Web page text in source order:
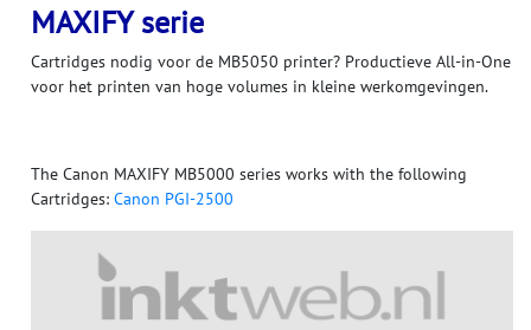
MAXIFY serie
Cartridges nodig voor de MB5050 printer? Productieve All-in-One
voor het printen van hoge volumes in kleine werkomgevingen.
The Canon MAXIFY MB5000 series works with the following
Cartridges: Canon PGI-2500